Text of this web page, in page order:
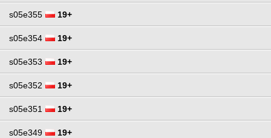
s05e355 19+
s05e354 19+
s05e353 19+
s05e352 19+
s05e351 19+
s05e349 19+